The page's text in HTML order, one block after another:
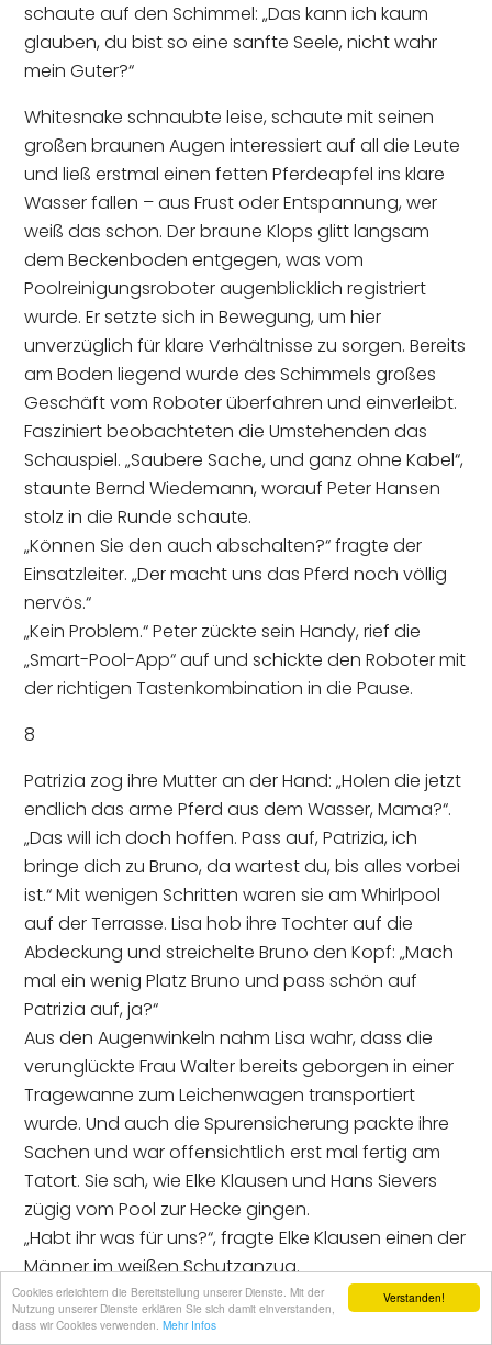
Verstanden!
Cookies erleichtern die Bereitstellung unserer Dienste. Mit der
Nutzung unserer Dienste erklären Sie sich damit einverstanden,
dass wir Cookies verwenden. Mehr Infos
schaute auf den Schimmel: „Das kann ich kaum
glauben, du bist so eine sanfte Seele, nicht wahr
mein Guter?“
Whitesnake schnaubte leise, schaute mit seinen
großen braunen Augen interessiert auf all die Leute
und ließ erstmal einen fetten Pferdeapfel ins klare
Wasser fallen – aus Frust oder Entspannung, wer
weiß das schon. Der braune Klops glitt langsam
dem Beckenboden entgegen, was vom
Poolreinigungsroboter augenblicklich registriert
wurde. Er setzte sich in Bewegung, um hier
unverzüglich für klare Verhältnisse zu sorgen. Bereits
am Boden liegend wurde des Schimmels großes
Geschäft vom Roboter überfahren und einverleibt.
Fasziniert beobachteten die Umstehenden das
Schauspiel. „Saubere Sache, und ganz ohne Kabel“,
staunte Bernd Wiedemann, worauf Peter Hansen
stolz in die Runde schaute.
„Können Sie den auch abschalten?“ fragte der
Einsatzleiter. „Der macht uns das Pferd noch völlig
nervös.“
„Kein Problem.“ Peter zückte sein Handy, rief die
„Smart-Pool-App“ auf und schickte den Roboter mit
der richtigen Tastenkombination in die Pause.
8
Patrizia zog ihre Mutter an der Hand: „Holen die jetzt
endlich das arme Pferd aus dem Wasser, Mama?“.
„Das will ich doch hoffen. Pass auf, Patrizia, ich
bringe dich zu Bruno, da wartest du, bis alles vorbei
ist.“ Mit wenigen Schritten waren sie am Whirlpool
auf der Terrasse. Lisa hob ihre Tochter auf die
Abdeckung und streichelte Bruno den Kopf: „Mach
mal ein wenig Platz Bruno und pass schön auf
Patrizia auf, ja?“
Aus den Augenwinkeln nahm Lisa wahr, dass die
verunglückte Frau Walter bereits geborgen in einer
Tragewanne zum Leichenwagen transportiert
wurde. Und auch die Spurensicherung packte ihre
Sachen und war offensichtlich erst mal fertig am
Tatort. Sie sah, wie Elke Klausen und Hans Sievers
zügig vom Pool zur Hecke gingen.
„Habt ihr was für uns?“, fragte Elke Klausen einen der
Männer im weißen Schutzanzug.
„Tja, sieht alles nach einem Unfall aus, keinerlei
Auffälligkeiten“, antwortete dieser. Dann hielt er den